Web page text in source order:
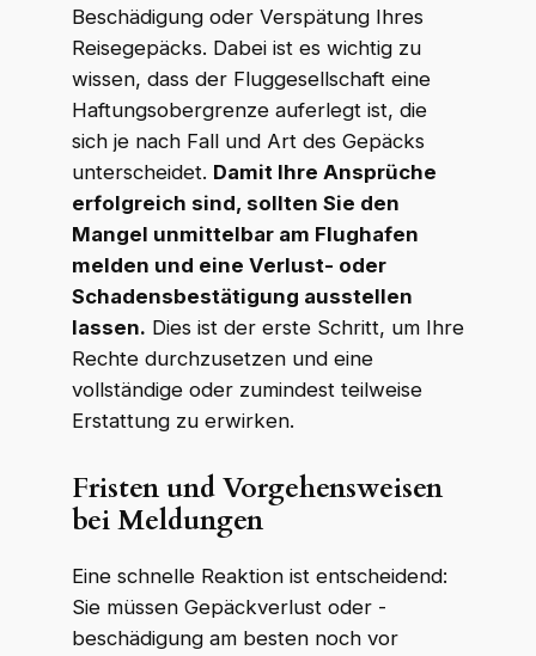
Beschädigung oder Verspätung Ihres
Reisegepäcks. Dabei ist es wichtig zu
wissen, dass der Fluggesellschaft eine
Haftungsobergrenze auferlegt ist, die
sich je nach Fall und Art des Gepäcks
unterscheidet. Damit Ihre Ansprüche
erfolgreich sind, sollten Sie den
Mangel unmittelbar am Flughafen
melden und eine Verlust- oder
Schadensbestätigung ausstellen
lassen. Dies ist der erste Schritt, um Ihre
Rechte durchzusetzen und eine
vollständige oder zumindest teilweise
Erstattung zu erwirken.
Fristen und Vorgehensweisen
bei Meldungen
Eine schnelle Reaktion ist entscheidend:
Sie müssen Gepäckverlust oder -
beschädigung am besten noch vor